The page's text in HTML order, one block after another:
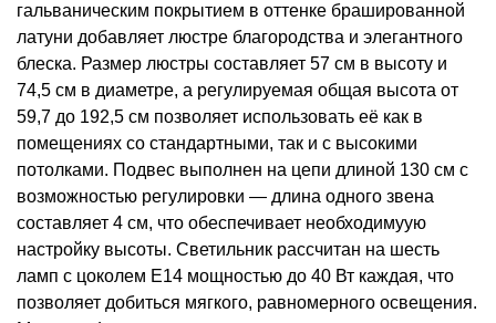
гальваническим покрытием в оттенке брашированной
латуни добавляет люстре благородства и элегантного
блеска. Размер люстры составляет 57 см в высоту и
74,5 см в диаметре, а регулируемая общая высота от
59,7 до 192,5 см позволяет использовать её как в
помещениях со стандартными, так и с высокими
потолками. Подвес выполнен на цепи длиной 130 см с
возможностью регулировки — длина одного звена
составляет 4 см, что обеспечивает необходимуую
настройку высоты. Светильник рассчитан на шесть
ламп с цоколем E14 мощностью до 40 Вт каждая, что
позволяет добиться мягкого, равномерного освещения.